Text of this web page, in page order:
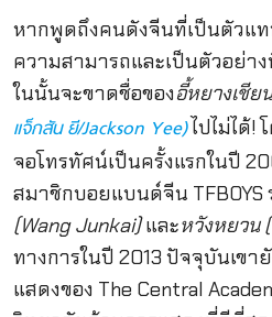
หากพูดถึงคนดังจีนที่เป็นตัวแ
ความสามารถและเป็นตัวอย่า
ในนั้นจะขาดชื่อของอี้หยางเชีย
แจ็กสัน ยี/Jackson Yee)ไปไม่ได้!
จอโทรทัศน์เป็นครั้งแรกในปี
สมาชิกบอยแบนด์จีน TFBOYS
(Wang Junkai)และหวังหยวน
ทางการในปี 2013 ปัจจุบันเข
แสดงของ The Central